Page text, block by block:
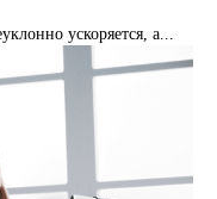
ускоряется, а...